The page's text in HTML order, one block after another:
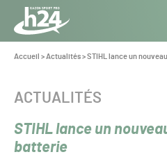
Panneau de gestion des cookies
Aller au contenu
Toute
l’info
Pro
Vous
Accueil >Actualités>STIHL lance un
STIHL lance un
batterie
CATÉGORIE :
ACTUALITÉS